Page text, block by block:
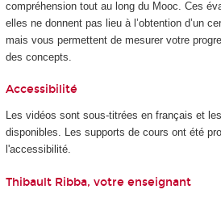
compréhension tout au long du Mooc . Ces
elles ne donnent pas lieu à l’obtention d’un
mais vous permettent de mesurer votre
des concepts.
Accessibilité
Les vidéos sont sous-titrées en français et
disponibles. Les supports de cours ont été
l'accessibilité.
Thibault Ribba, votre enseignant